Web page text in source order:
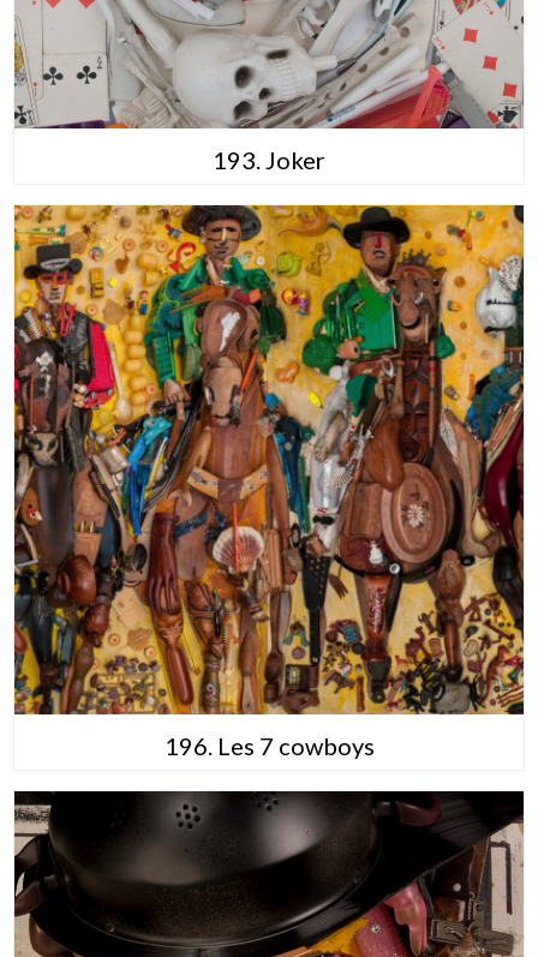
193. Joker
196. Les 7 cowboys